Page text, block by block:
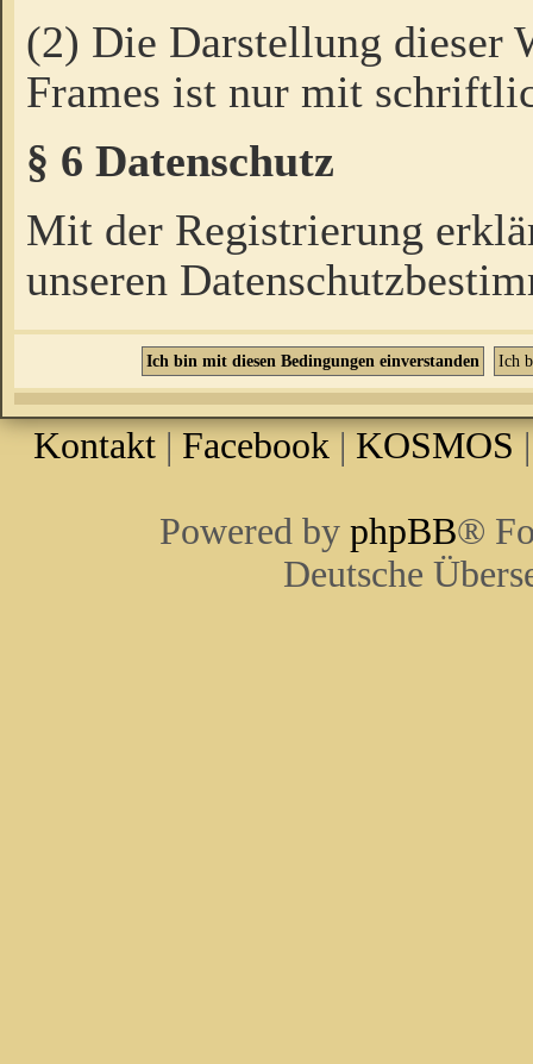
(2) Die Darstellung dieser
Frames ist nur mit
§ 6 Datenschutz
Mit der Registrierung
unseren
Kontakt | Facebook | KOSMOS
Powered by phpBB®
Deutsche